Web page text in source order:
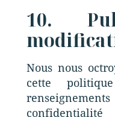
10.
Nous nous
cette